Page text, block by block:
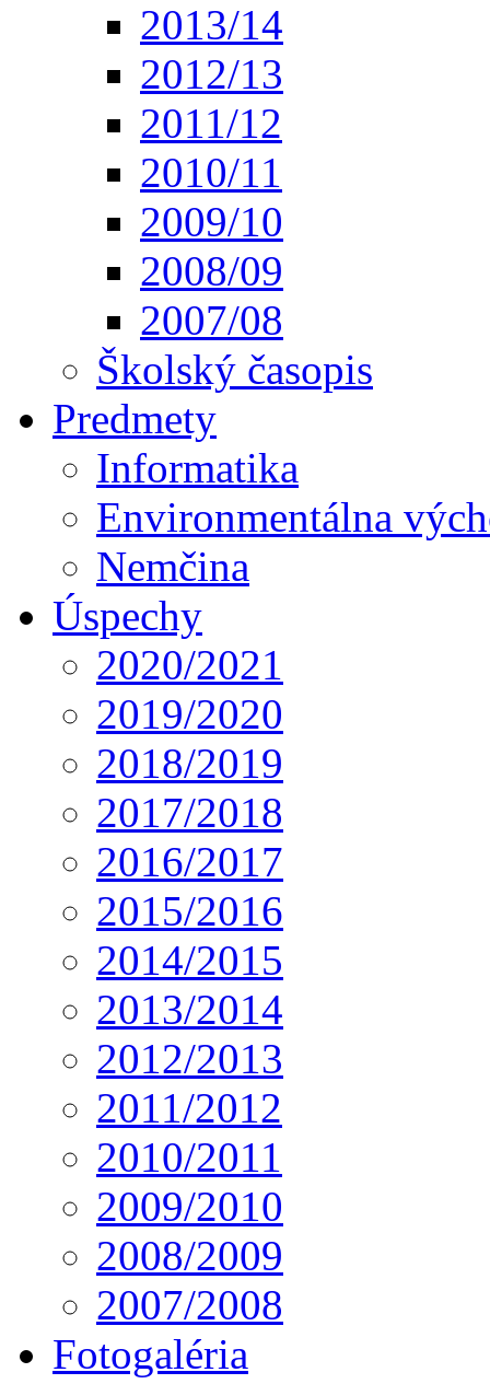
2013/14
2012/13
2011/12
2010/11
2009/10
2008/09
2007/08
Školský časopis
Predmety
Informatika
Environmentálna
Nemčina
Úspechy
2020/2021
2019/2020
2018/2019
2017/2018
2016/2017
2015/2016
2014/2015
2013/2014
2012/2013
2011/2012
2010/2011
2009/2010
2008/2009
2007/2008
Fotogaléria